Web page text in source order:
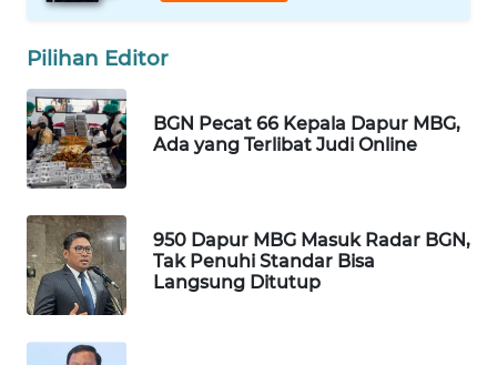
Pilihan Editor
BGN Pecat 66 Kepala Dapur MBG,
Ada yang Terlibat Judi Online
950 Dapur MBG Masuk Radar BGN,
Tak Penuhi Standar Bisa
Langsung Ditutup
UMKM
WAHANA
SELEB
WAHANA
PERSONA
WAHANA
OTOMOTIF
WAHANA
HEALTH